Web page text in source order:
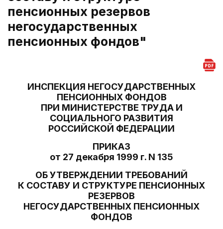
пенсионных резервов
негосударственных
пенсионных фондов"
ИНСПЕКЦИЯ НЕГОСУДАРСТВЕННЫХ
ПЕНСИОННЫХ ФОНДОВ
ПРИ МИНИСТЕРСТВЕ ТРУДА И
СОЦИАЛЬНОГО РАЗВИТИЯ
РОССИЙСКОЙ ФЕДЕРАЦИИ
ПРИКАЗ
от 27 декабря 1999 г. N 135
ОБ УТВЕРЖДЕНИИ ТРЕБОВАНИЙ
К СОСТАВУ И СТРУКТУРЕ ПЕНСИОННЫХ
РЕЗЕРВОВ
НЕГОСУДАРСТВЕННЫХ ПЕНСИОННЫХ
ФОНДОВ